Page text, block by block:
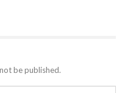
be published.